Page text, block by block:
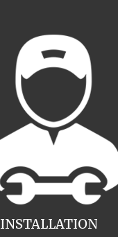
INSTALLATION